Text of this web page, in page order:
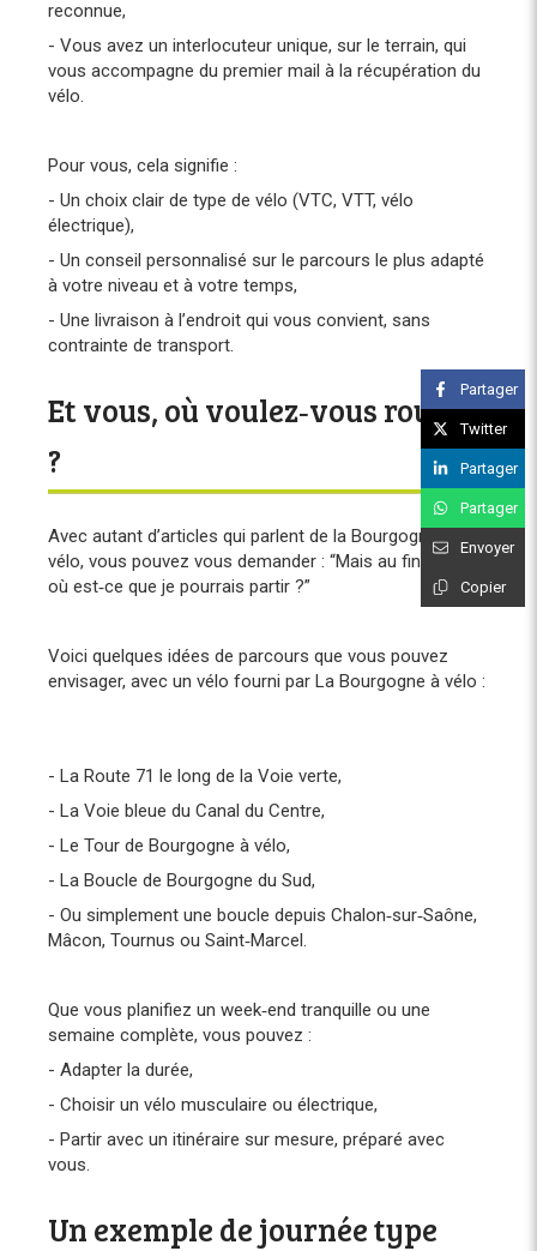
reconnue,
- Vous avez un interlocuteur unique, sur le terrain, qui
vous accompagne du premier mail à la récupération du
vélo.
Pour vous, cela signifie :
- Un choix clair de type de vélo (VTC, VTT, vélo
électrique),
- Un conseil personnalisé sur le parcours le plus adapté
à votre niveau et à votre temps,
- Une livraison à l’endroit qui vous convient, sans
contrainte de transport.
Et vous, où voulez‑vous rouler
?
Avec autant d’articles qui parlent de la Bourgogne à
vélo, vous pouvez vous demander : “Mais au final, par
où est‑ce que je pourrais partir ?”
Voici quelques idées de parcours que vous pouvez
envisager, avec un vélo fourni par La Bourgogne à vélo :
- La Route 71 le long de la Voie verte,
- La Voie bleue du Canal du Centre,
- Le Tour de Bourgogne à vélo,
- La Boucle de Bourgogne du Sud,
- Ou simplement une boucle depuis Chalon‑sur‑Saône,
Mâcon, Tournus ou Saint‑Marcel.
Que vous planifiez un week‑end tranquille ou une
semaine complète, vous pouvez :
- Adapter la durée,
- Choisir un vélo musculaire ou électrique,
- Partir avec un itinéraire sur mesure, préparé avec
vous.
Un exemple de journée type
Partager
Twitter
Partager
Partager
Envoyer
Copier